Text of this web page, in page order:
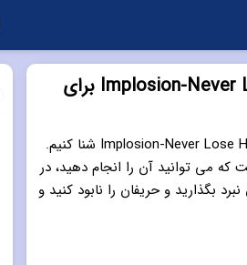
دانلود بازی شمشیری Implosion-Never Lose Hope برای
در این مطلب قصد داریم شما را با بازی Implosion-Never Lose Hope شنا کنیم.
می توانید آن را انجام دهید، در
بگذارید و حریفان را نابود کنید و